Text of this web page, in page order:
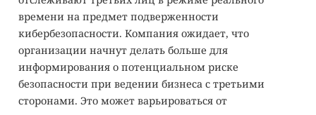
времени на предмет подверженности
кибербезопасности. Компания ожидает, что
организации начнут делать больше для
информирования о потенциальном риске
безопасности при ведении бизнеса с третьими
сторонами. Это может варьироваться от